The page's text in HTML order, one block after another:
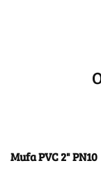
Mufa PVC 2" PN10